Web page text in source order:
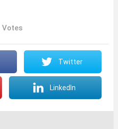
Votes
Twitter
LinkedIn